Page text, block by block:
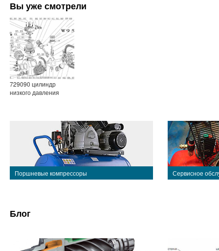
Вы уже смотрели
729090 цилиндр
низкого давления
Поршневые компрессоры Сервисное
Блог